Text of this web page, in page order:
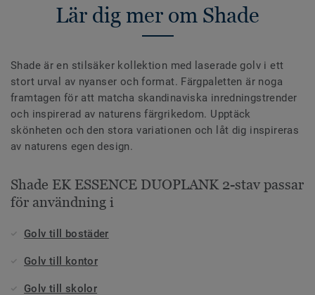
Lär dig mer om Shade
Shade är en stilsäker kollektion med laserade golv i ett
stort urval av nyanser och format. Färgpaletten är noga
framtagen för att matcha skandinaviska inredningstrender
och inspirerad av naturens färgrikedom. Upptäck
skönheten och den stora variationen och låt dig inspireras
av naturens egen design.
Shade EK ESSENCE DUOPLANK 2-stav passar
för användning i
Golv till bostäder
Golv till kontor
Golv till skolor